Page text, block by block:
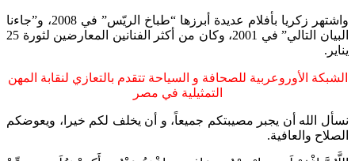
واشتهر زكريا بأفلام عديدة أبرزها “طباخ الريّس” في 2008، و”جاءنا
البيان التالي” في 2001، وكان من أكثر الفنانين المعارضين لثورة 25
يناير.
الشبكة الأوروعربية للصحافة و السياحة تتقدم بالتعازي لنقابة المهن
التمثيلية في مصر
نسأل الله أن يجبر مصيبتكم جميعاً، و أن يخلف لكم خيرا، ويعوضكم
الصلاح والعافية.